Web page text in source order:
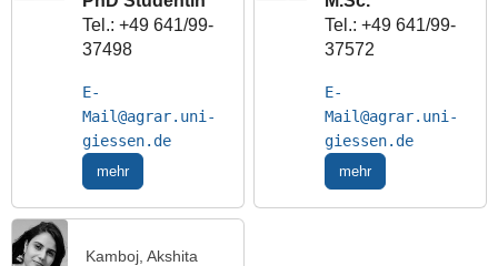
Tel.: +49 641/99-
37498
E-
Mail
mehr
Tel.: +49 641/99-
37572
E-
Mail
mehr
Kamboj, Akshita